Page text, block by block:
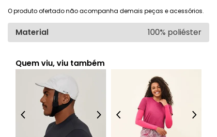
O produto ofertado não acompanha demais peças e acessórios.
Material 100% poliéster
Quem viu, viu também